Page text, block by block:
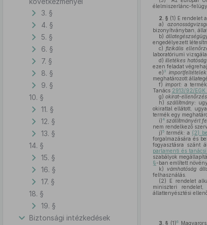
3. §
4. §
5. §
6. §
7. §
8. §
9. §
10. §
11. §
12. §
13. §
14. §
15. §
16. §
17. §
18. §
19. §
Biztonsági intézkedések
élelmiszerlánc-
2. § (1) E rendelet
a)
bizonyítványban,
b)
engedélyezett
c) fizikális
laboratóriumi
d) illetékes hatóság:
ezen feladat
e) 3 importfeltételek:
meghatározott
f) import: a
Tanács 2913/92/
g) okirat-
h) szállítmány:
okirattal ellátott,
termék egy
i)4 szállítmányért
nem rendelkező
j)5 termék: a (2)
forgalmazására és
fogyasztásra szánt
parlamenti és
szabályok
§-ban említett
k)
vámhatóság
felhasználás.
(2) E rendelet
miniszteri
állattenyésztési
3. § (1)6